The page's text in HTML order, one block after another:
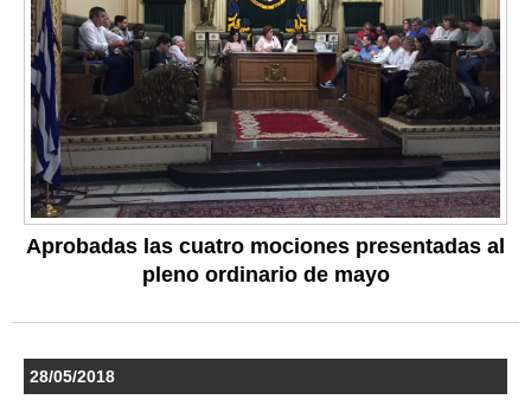
Aprobadas las cuatro mociones presentadas al
pleno ordinario de mayo
28/05/2018